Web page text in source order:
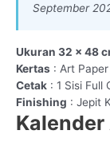
September
Ukuran 32 x 48
Kertas : Art Paper
Cetak : 1 Sisi Full
Finishing : Jepit
Kalender